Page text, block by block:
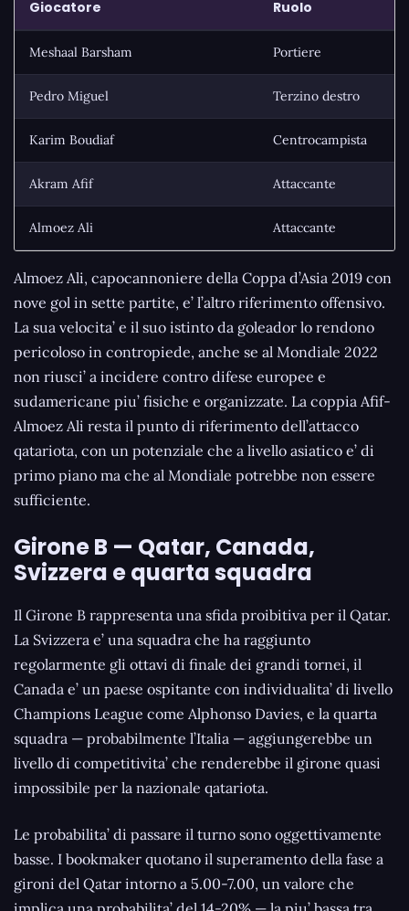
Giocatore Ruolo
Meshaal Barsham Portiere
Pedro Miguel Terzino destro
Karim Boudiaf Centrocampista
Akram Afif Attaccante
Almoez Ali Attaccante
Almoez Ali, capocannoniere della Coppa d’Asia 2019 con
nove gol in sette partite, e’ l’altro riferimento offensivo.
La sua velocita’ e il suo istinto da goleador lo rendono
pericoloso in contropiede, anche se al Mondiale 2022
non riusci’ a incidere contro difese europee e
sudamericane piu’ fisiche e organizzate. La coppia Afif-
Almoez Ali resta il punto di riferimento dell’attacco
qatariota, con un potenziale che a livello asiatico e’ di
primo piano ma che al Mondiale potrebbe non essere
sufficiente.
Girone B — Qatar, Canada,
Svizzera e quarta squadra
Il Girone B rappresenta una sfida proibitiva per il Qatar.
La Svizzera e’ una squadra che ha raggiunto
regolarmente gli ottavi di finale dei grandi tornei, il
Canada e’ un paese ospitante con individualita’ di livello
Champions League come Alphonso Davies, e la quarta
squadra — probabilmente l’Italia — aggiungerebbe un
livello di competitivita’ che renderebbe il girone quasi
impossibile per la nazionale qatariota.
Le probabilita’ di passare il turno sono oggettivamente
basse. I bookmaker quotano il superamento della fase a
gironi del Qatar intorno a 5.00-7.00, un valore che